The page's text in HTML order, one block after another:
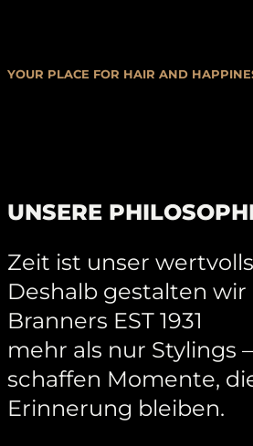
YOUR PLACE FOR HAIR AND
UNSERE
Zeit ist unser
Deshalb gestalten wir
Branners EST 1931
mehr als nur Stylings
schaffen Momente,
Erinnerung bleiben.